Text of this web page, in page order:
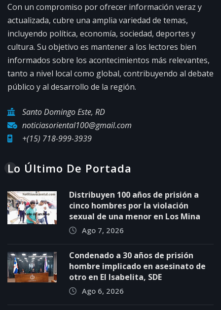
Con un compromiso por ofrecer información veraz y
actualizada, cubre una amplia variedad de temas,
incluyendo política, economía, sociedad, deportes y
cultura. Su objetivo es mantener a los lectores bien
informados sobre los acontecimientos más relevantes,
tanto a nivel local como global, contribuyendo al debate
público y al desarrollo de la región.
Santo Domingo Este, RD
noticiasoriental100@gmail.com
+(15) 718-999-3939
Lo Último De Portada
Distribuyen 100 años de prisión a
cinco hombres por la violación
sexual de una menor en Los Mina
Ago 7, 2026
Condenado a 30 años de prisión
hombre implicado en asesinato de
otro en El Isabelita, SDE
Ago 6, 2026